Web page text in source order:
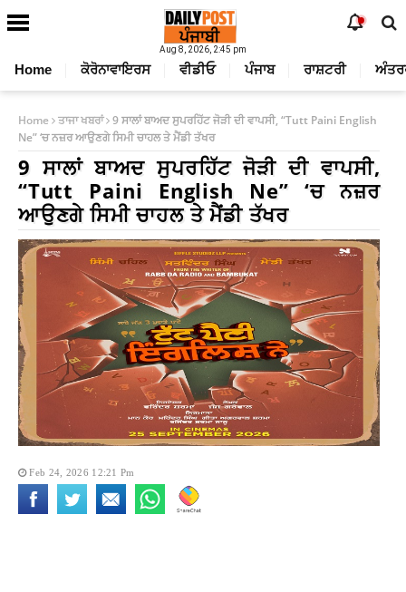
Aug 8, 2026, 2:45 pm
Home ਕੋਰੋਨਾਵਾਇਰਸ ਵੀਡੀਓ ਪੰਜਾਬ ਰਾਸ਼ਟਰੀ
Home ਤਾਜਾ ਖਬਰਾਂ 9 ਸਾਲਾਂ ਬਾਅਦ ਸੁਪਰਹਿੱਟ ਜੋੜੀ ਦੀ ਵਾਪਸੀ, “Tutt Paini English
Ne” ‘ਚ ਨਜ਼ਰ ਆਉਣਗੇ ਸਿਮੀ ਚਾਹਲ ਤੇ ਮੈਂਡੀ ਤੱਖਰ
9 ਸਾਲਾਂ ਬਾਅਦ ਸੁਪਰਹਿੱਟ ਜੋੜੀ ਦੀ ਵਾਪਸੀ,
“Tutt Paini English Ne” ‘ਚ ਨਜ਼ਰ
ਆਉਣਗੇ ਸਿਮੀ ਚਾਹਲ ਤੇ ਮੈਂਡੀ ਤੱਖਰ
Feb 24, 2026 12:21 Pm